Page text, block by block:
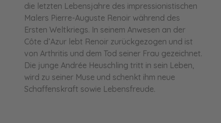
die letzten Lebensjahre des impressionistischen
Malers Pierre-Auguste Renoir während des
Ersten Weltkriegs. In seinem Anwesen an der
Côte d’Azur lebt Renoir zurückgezogen und ist
von Arthritis und dem Tod seiner Frau gezeichnet.
Die junge Andrée Heuschling tritt in sein Leben,
wird zu seiner Muse und schenkt ihm neue
Schaffenskraft sowie Lebensfreude.